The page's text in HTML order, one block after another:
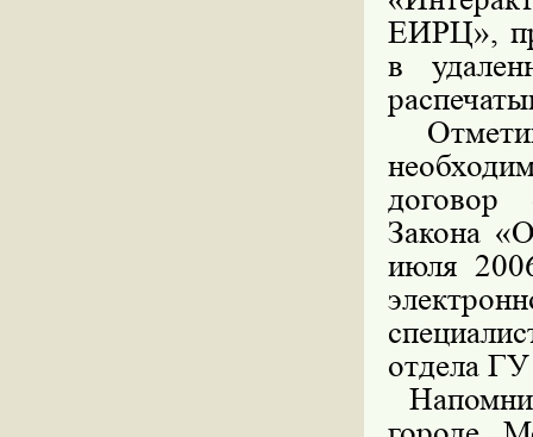
ЕИРЦ»,
в
договор
Закона
июля
отдела